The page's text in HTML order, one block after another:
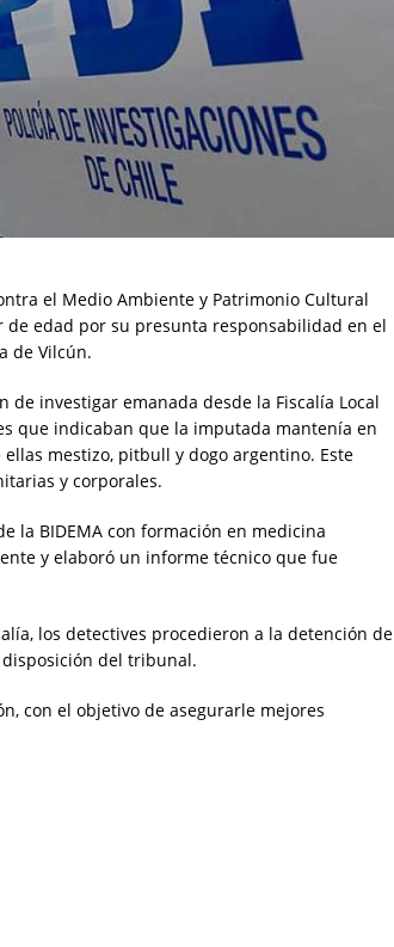
el Medio Ambiente y Patrimonio Cultural
de edad por su presunta responsabilidad en el
de Vilcún.
investigar emanada desde la Fiscalía Local
que indicaban que la imputada mantenía en
mestizo, pitbull y dogo argentino. Este
y corporales.
la BIDEMA con formación en medicina
y elaboró un informe técnico que fue
los detectives procedieron a la detención de
del tribunal.
con el objetivo de asegurarle mejores